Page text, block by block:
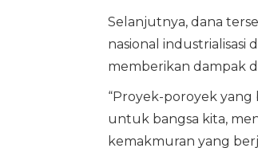
Selanjutnya, dana
nasional industrialisasi
memberikan dampak
“Proyek-poroyek
untuk bangsa kita,
kemakmuran yang